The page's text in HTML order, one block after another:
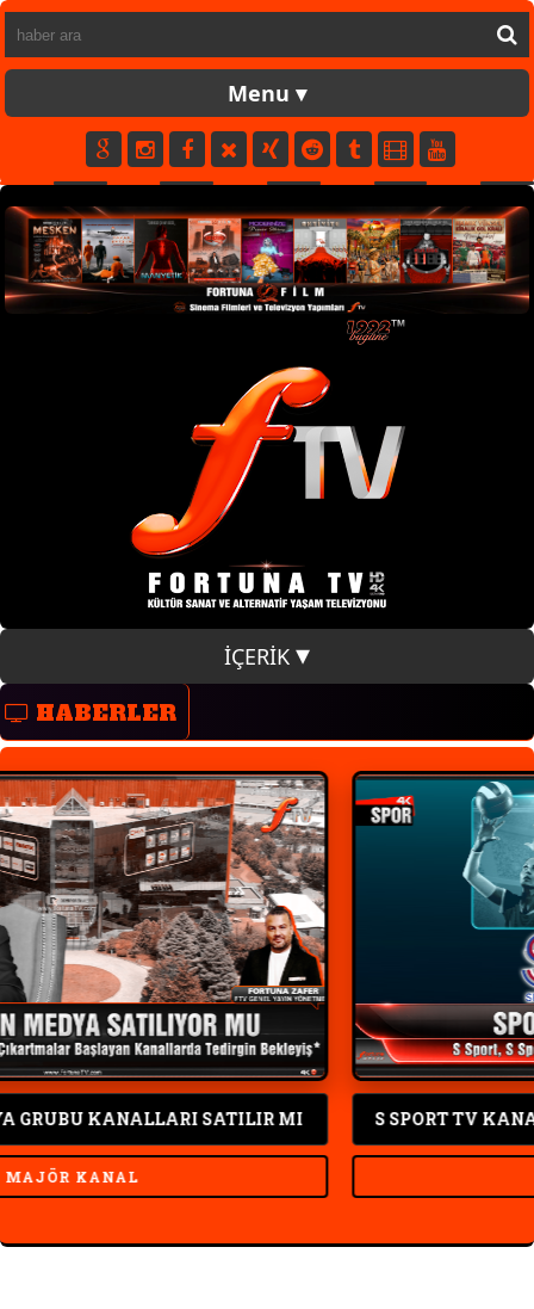
FORTUNATV
YAPIM
FİLM
MÜZİK
SPOR
KÜNYE
İÇERİK
HABERLER
KANALLARI SATILIR MI
KANAL
S SPORT TV